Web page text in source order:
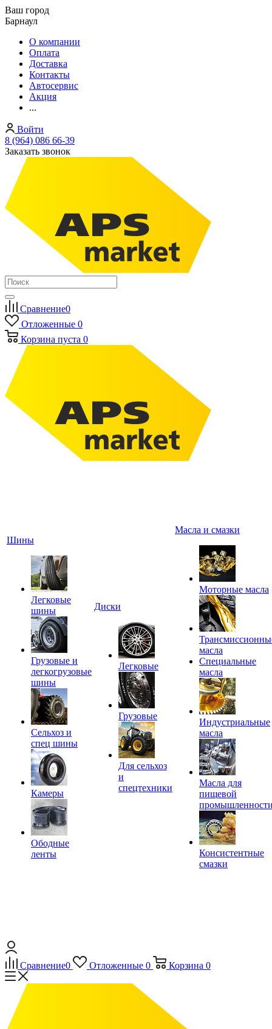
Ваш город
Барнаул
О компании
Оплата
Доставка
Контакты
Автосервис
Акция
...
Войти
8 (964) 086 66-39
Заказать звонок
Сравнение0
Отложенные 0
Корзина пуста 0
Шины
Легковые
шины
Грузовые и
легкогрузовые
шины
Сельхоз и
спец шины
Камеры
Ободные
ленты
Диски
Легковые
Грузовые
Для сельхоз
и
спецтехники
Масла и смазки
Моторные масла
масла
Специальные
масла
Индустриальные
масла
Масла для
пищевой
Консистентные
смазки
Сравнение0 Отложенные 0 Корзина 0